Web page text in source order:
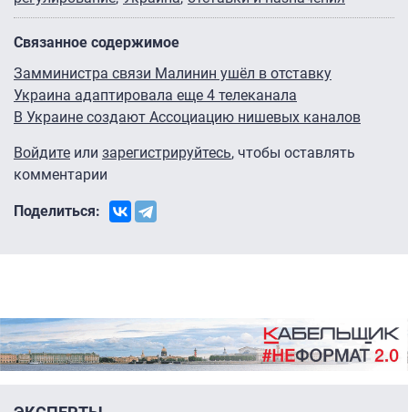
Связанное содержимое
Замминистра связи Малинин ушёл в отставку
Украина адаптировала еще 4 телеканала
В Украине создают Ассоциацию нишевых каналов
Войдите или зарегистрируйтесь, чтобы оставлять
комментарии
Поделиться: